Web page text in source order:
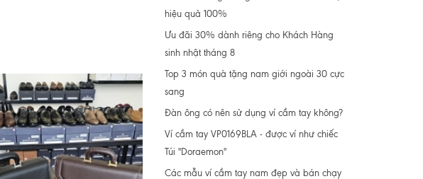
hiệu quả 100%
Ưu đãi 30% dành riêng cho Khách Hàng
sinh nhật tháng 8
Top 3 món quà tặng nam giới ngoài 30 cực
sang
Đàn ông có nên sử dụng ví cầm tay không?
Ví cầm tay VP0169BLA - được ví như chiếc
Túi "Doraemon"
Các mẫu ví cầm tay nam đẹp và bán chạy